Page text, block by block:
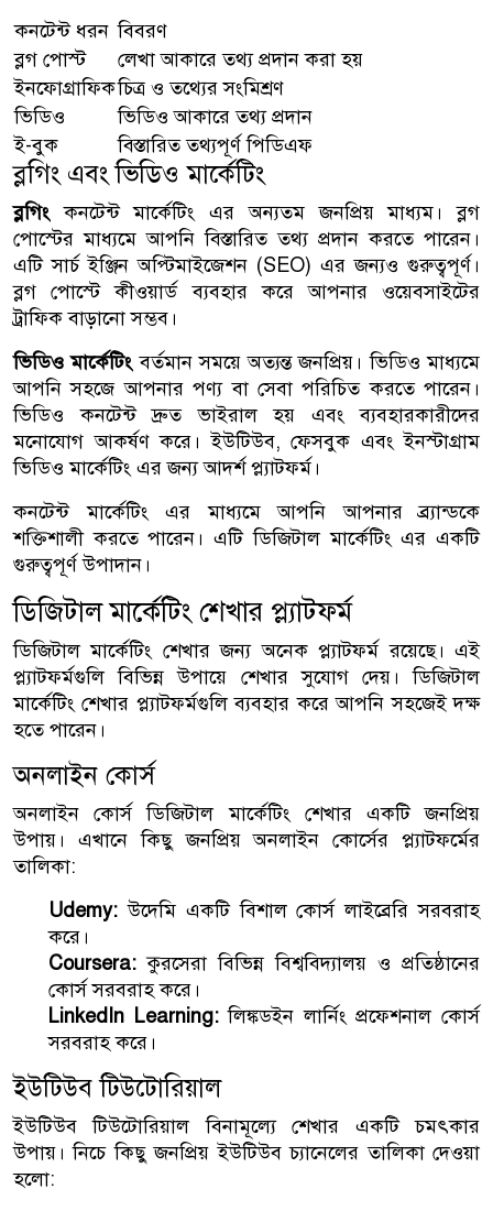
কনটেন্ট ধরন বিবরণ
ব্লগ পোস্ট
লেখা আকারে তথ্য প্রদান করা হয়
ইনফোগ্রাফিকচিত্র ও তথ্যের সংমিশ্রণ
ভিডিও
ভিডিও আকারে তথ্য প্রদান
ই-বুক
বিস্তারিত তথ্যপূর্ণ পিডিএফ
ব্লগিং এবং ভিডিও মার্কেটিং
ব্লগিং কনটেন্ট মার্কেটিং এর অন্যতম জনপ্রিয় মাধ্যম। ব্লগ
পোস্টের মাধ্যমে আপনি বিস্তারিত তথ্য প্রদান করতে পারেন।
এটি সার্চ ইঞ্জিন অপ্টিমাইজেশন (SEO) এর জন্যও গুরুত্বপূর্ণ।
ব্লগ পোস্টে কীওয়ার্ড ব্যবহার করে আপনার ওয়েবসাইটের
ট্রাফিক বাড়ানো সম্ভব।
ভিডিও মার্কেটিং বর্তমান সময়ে অত্যন্ত জনপ্রিয়। ভিডিও মাধ্যমে
আপনি সহজে আপনার পণ্য বা সেবা পরিচিত করতে পারেন।
ভিডিও কনটেন্ট দ্রুত ভাইরাল হয় এবং ব্যবহারকারীদের
মনোযোগ আকর্ষণ করে। ইউটিউব, ফেসবুক এবং ইনস্টাগ্রাম
ভিডিও মার্কেটিং এর জন্য আদর্শ প্ল্যাটফর্ম।
কনটেন্ট মার্কেটিং এর মাধ্যমে আপনি আপনার ব্র্যান্ডকে
শক্তিশালী করতে পারেন। এটি ডিজিটাল মার্কেটিং এর একটি
গুরুত্বপূর্ণ উপাদান।
ডিজিটাল মার্কেটিং শেখার প্ল্যাটফর্ম
ডিজিটাল মার্কেটিং শেখার জন্য অনেক প্ল্যাটফর্ম রয়েছে। এই
প্ল্যাটফর্মগুলি বিভিন্ন উপায়ে শেখার সুযোগ দেয়। ডিজিটাল
মার্কেটিং শেখার প্ল্যাটফর্মগুলি ব্যবহার করে আপনি সহজেই দক্ষ
হতে পারেন।
অনলাইন কোর্স
অনলাইন কোর্স ডিজিটাল মার্কেটিং শেখার একটি জনপ্রিয়
উপায়। এখানে কিছু জনপ্রিয় অনলাইন কোর্সের প্ল্যাটফর্মের
তালিকা:
Udemy: উদেমি একটি বিশাল কোর্স লাইব্রেরি সরবরাহ
করে।
Coursera: কুরসেরা বিভিন্ন বিশ্ববিদ্যালয় ও প্রতিষ্ঠানের
কোর্স সরবরাহ করে।
LinkedIn Learning:লিঙ্কডইন লার্নিং প্রফেশনাল কোর্স
সরবরাহ করে।
ইউটিউব টিউটোরিয়াল
ইউটিউব টিউটোরিয়াল বিনামূল্যে শেখার একটি চমৎকার
উপায়। নিচে কিছু জনপ্রিয় ইউটিউব চ্যানেলের তালিকা দেওয়া
হলো: